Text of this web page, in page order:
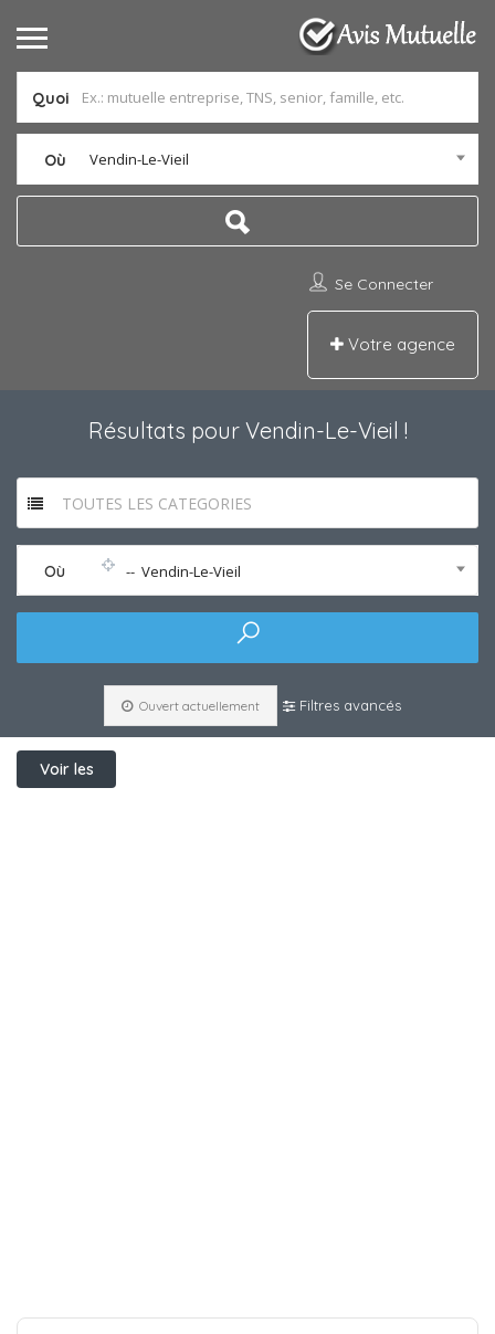
Quoi
Où Vendin-Le-Vieil
Se Connecter
Votre agence
Résultats pour Vendin-Le-Vieil !
TOUTES LES CATEGORIES
Où -- Vendin-Le-Vieil
Ouvert actuellement Filtres avancés
Voir les